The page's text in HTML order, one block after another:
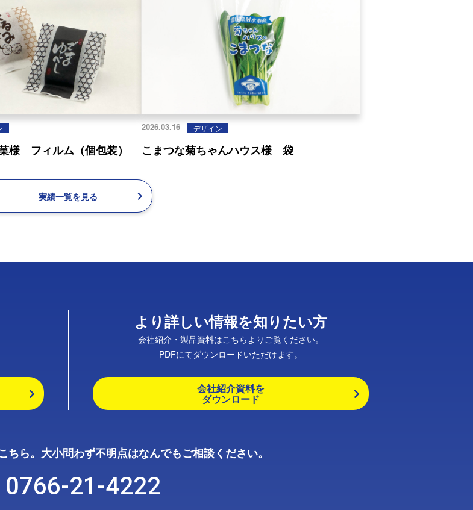
様 フィルム（個包装）
2026.03.16 デザイン
こまつな菊ちゃんハウス様 袋
実績一覧を見る
より詳しい情報を知りたい方
会社紹介・製品資料はこちらよりご覧ください。
PDFにてダウンロードいただけます。
会社紹介資料を
ダウンロード
ちら。大小問わず不明点はなんでもご相談ください。
0766-21-4222